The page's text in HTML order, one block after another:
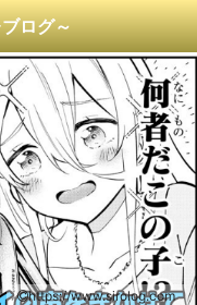
ログ～
https://www.sirolog.com